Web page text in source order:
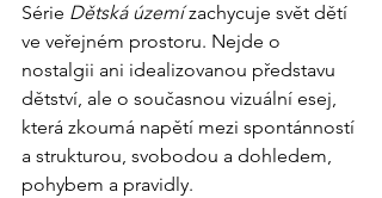
Série Dětská území zachycuje svět dětí
ve veřejném prostoru. Nejde o
nostalgii ani idealizovanou představu
dětství, ale o současnou vizuální esej,
která zkoumá napětí mezi spontánností
a strukturou, svobodou a dohledem,
pohybem a pravidly.